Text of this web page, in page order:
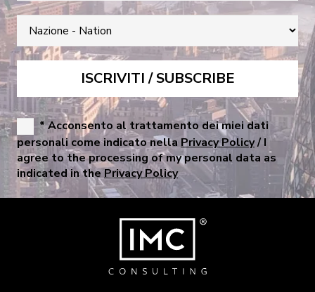
* Acconsento al trattamento dei miei dati
personali come indicato nella Privacy Policy/ I
agree to the processing of my personal data as
indicated in thePrivacy Policy